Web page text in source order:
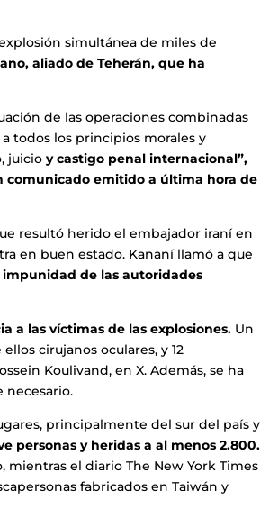
simultánea de miles de
aliado de Teherán, que ha
de las operaciones combinadas
todos los principios morales y
juicioy castigo penal internacional”,
comunicado emitido a última hora de
resultó herido el embajador iraní en
en buen estado. Kananí llamó a que
impunidad de las autoridades
a las víctimas de las explosiones. Un
cirujanos oculares, y 12
Koulivand, en X. Además, se ha
necesario.
principalmente del sur del país y
personas y heridas a al menos 2.800.
mientras el diario The New York Times
fabricados en Taiwán y